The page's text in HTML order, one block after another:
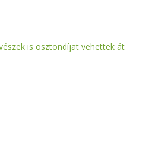
is ösztöndíjat vehettek át